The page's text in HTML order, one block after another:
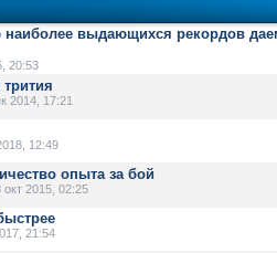
наиболее выдающихся рекордов
20:53
2014, 17:21
12:49
опыта за бой
окт 2015, 02:25
21:54